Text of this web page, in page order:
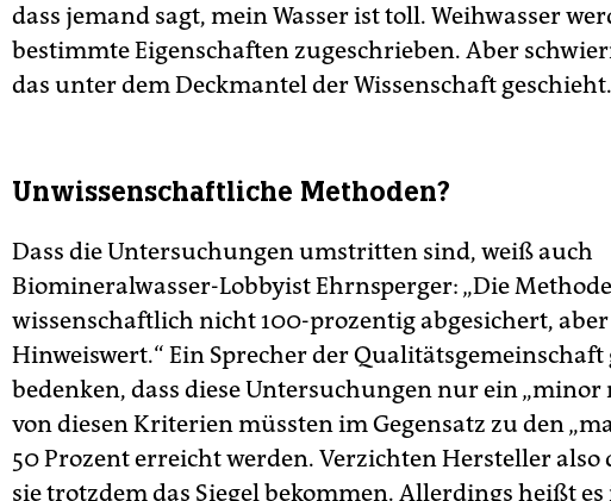
dass jemand sagt, mein Wasser ist toll. Weihwasser
bestimmte Eigenschaften zugeschrieben. Aber
das unter dem Deckmantel der Wissenschaft
Unwissenschaftliche Methoden?
Dass die Untersuchungen umstritten sind, weiß auch
Biomineralwasser-Lobbyist Ehrnsperger: „Die
wissenschaftlich nicht 100-prozentig abgesichert,
Hinweiswert.“ Ein Sprecher der Qualitätsgemeinschaft
bedenken, dass diese Untersuchungen nur ein „minor
von diesen Kriterien müssten im Gegensatz zu den
50 Prozent erreicht werden. Verzichten Hersteller
sie trotzdem das Siegel bekommen. Allerdings heißt